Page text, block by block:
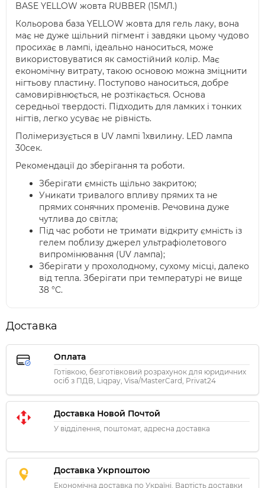
BASE YELLOW жовта RUBBER (15МЛ.)
Кольорова база YELLOW жовта для гель лаку, вона
має не дуже щільний пігмент і завдяки цьому чудово
просихає в лампі, ідеально наноситься, може
використовуватися як самостійний колір. Має
економічну витрату, такою основою можна зміцнити
нігтьову пластину. Поступово наноситься, добре
самовирівнюється, не розтікається. Основа
середньої твердості. Підходить для ламких і тонких
нігтів, легко усуває не рівність.
Полімеризується в UV лампі 1хвилину. LED лампа
30сек.
Рекомендації до зберігання та роботи.
Зберігати ємність щільно закритою;
Уникати тривалого впливу прямих та не
прямих сонячних променів. Речовина дуже
чутлива до світла;
Під час роботи не тримати відкриту ємність із
гелем поблизу джерел ультрафіолетового
випромінювання (UV лампа);
Зберігати у прохолодному, сухому місці, далеко
від тепла. Зберігати при температурі не вище
38 °C.
Доставка
Оплата
Готівкою, безготівковий розрахунок для юридичних
осіб з ПДВ, Liqpay, Visa/MasterCard, Privat24
Доставка Новой Почтой
У відділення, поштомат, адресна доставка
Доставка Укрпоштою
Економічна доставка по Україні. Вартість доставки